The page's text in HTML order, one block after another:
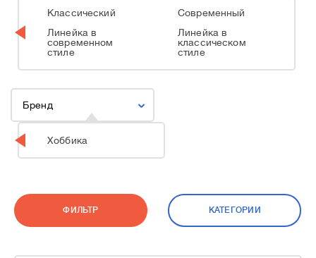
Классический
Линейка в
современном
стиле
Современный
Линейка в
классическом
стиле
Бренд
Хоббика
ФИЛЬТР КАТЕГОРИИ